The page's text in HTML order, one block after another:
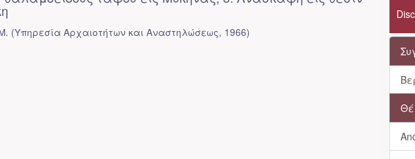
(Υπηρεσία Αρχαιοτήτων και Αναστηλώσεως, 1966)